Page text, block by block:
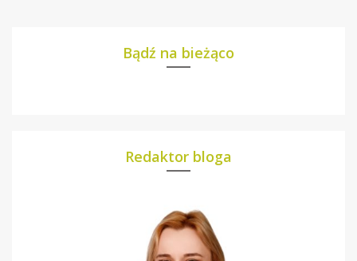
Bądź na bieżąco
Redaktor bloga